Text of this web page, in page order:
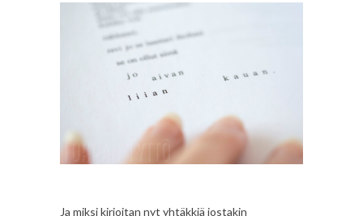
Ja miksi kirjoitan nyt yhtäkkiä jostakin